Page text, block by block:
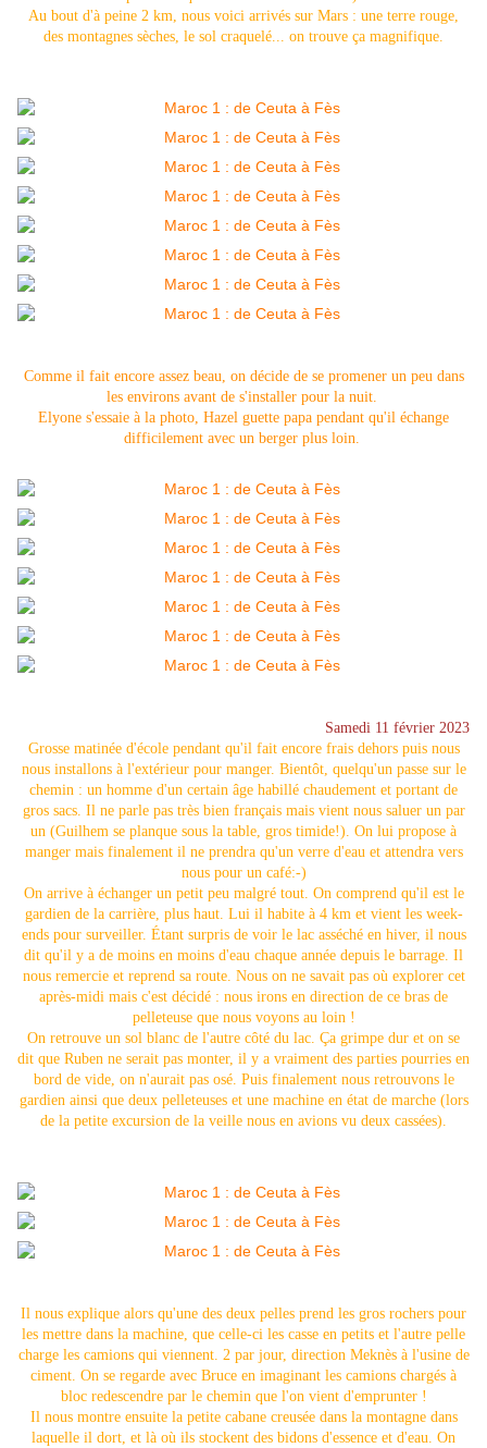
Au bout d'à peine 2 km, nous voici arrivés sur Mars : une terre rouge,
des montagnes sèches, le sol craquelé... on trouve ça magnifique.
Comme il fait encore assez beau, on décide de se promener un peu dans
les environs avant de s'installer pour la nuit.
Elyone s'essaie à la photo, Hazel guette papa pendant qu'il échange
difficilement avec un berger plus loin.
Samedi 11 février 2023
Grosse matinée d'école pendant qu'il fait encore frais dehors puis nous
nous installons à l'extérieur pour manger. Bientôt, quelqu'un passe sur le
chemin : un homme d'un certain âge habillé chaudement et portant de
gros sacs. Il ne parle pas très bien français mais vient nous saluer un par
un (Guilhem se planque sous la table, gros timide!). On lui propose à
manger mais finalement il ne prendra qu'un verre d'eau et attendra vers
nous pour un café:-)
On arrive à échanger un petit peu malgré tout. On comprend qu'il est le
gardien de la carrière, plus haut. Lui il habite à 4 km et vient les week-
ends pour surveiller. Étant surpris de voir le lac asséché en hiver, il nous
dit qu'il y a de moins en moins d'eau chaque année depuis le barrage. Il
nous remercie et reprend sa route. Nous on ne savait pas où explorer cet
après-midi mais c'est décidé : nous irons en direction de ce bras de
pelleteuse que nous voyons au loin !
On retrouve un sol blanc de l'autre côté du lac. Ça grimpe dur et on se
dit que Ruben ne serait pas monter, il y a vraiment des parties pourries en
bord de vide, on n'aurait pas osé. Puis finalement nous retrouvons le
gardien ainsi que deux pelleteuses et une machine en état de marche (lors
de la petite excursion de la veille nous en avions vu deux cassées).
Il nous explique alors qu'une des deux pelles prend les gros rochers pour
les mettre dans la machine, que celle-ci les casse en petits et l'autre pelle
charge les camions qui viennent. 2 par jour, direction Meknès à l'usine de
ciment. On se regarde avec Bruce en imaginant les camions chargés à
bloc redescendre par le chemin que l'on vient d'emprunter !
Il nous montre ensuite la petite cabane creusée dans la montagne dans
laquelle il dort, et là où ils stockent des bidons d'essence et d'eau. On